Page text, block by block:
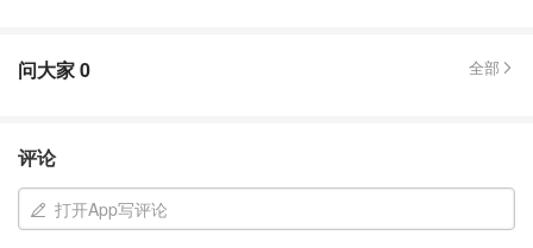
问大家0 全部
评论
打开App写评论